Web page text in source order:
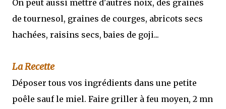
On peut aussi mettre d'autres noix, des graines
de tournesol, graines de courges, abricots secs
hachées, raisins secs, baies de goji...
La Recette
Déposer tous vos ingrédients dans une petite
poêle sauf le miel. Faire griller à feu moyen, 2 mn